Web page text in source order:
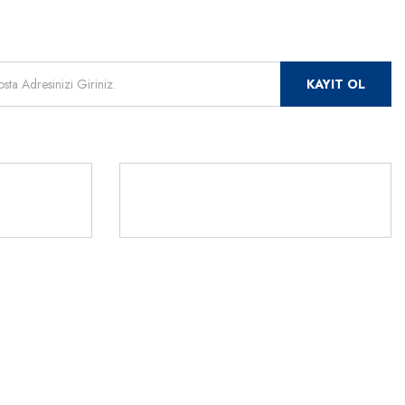
KAYIT OL